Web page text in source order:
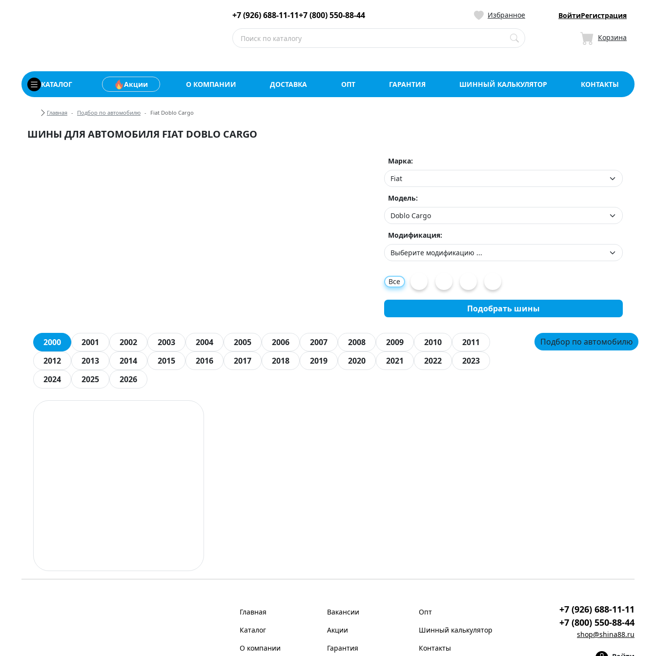
Купить автомобильные шины оптом и в розницу со склада в
+7 (926) 688-11-11+7 (800) 550-88-44 Избранное ВойтиРегистрация
Корзина
КАТАЛОГ Акции О КОМПАНИИ ДОСТАВКА ОПТ ГАРАНТИЯ ШИННЫЙ КАЛЬКУЛЯТОР КОНТАКТЫ
Хлебные крошки
Главная Подбор по автомобилю Fiat Doblo Cargo
ШИНЫ ДЛЯ АВТОМОБИЛЯ FIAT DOBLO CARGO
Марка:
Модель:
Модификация:
Все
Подобрать шины
2000 2001 2002 2003 2004 2005 2006 2007 2008 2009 2010
2011
2012
2013 2014 2015 2016 2017 2018 2019 2020 2021 2022
2023
2024
2025 2026
Подбор по автомобилю
Главная
Каталог
О компании
Вакансии
Акции
Гарантия
Опт
Шинный калькулятор
Контакты
+7 (926) 688-11-11
+7 (800) 550-88-44
shop@shina88.ru